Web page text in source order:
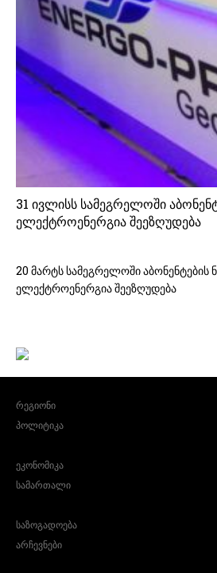
31 ივლისს სამეგრელოში
ელექტროენერგია შეეზღუდება
20 მარტს სამეგრელოში აბონენტების
ელექტროენერგია შეეზღუდება
რეგიონი
პოლიტიკა
ეკონომიკა
სამართალი
საზოგადოება
არჩევნები